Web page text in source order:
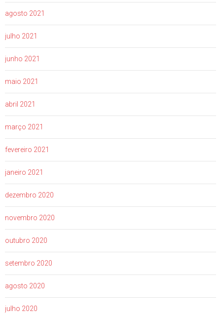
agosto 2021
julho 2021
junho 2021
maio 2021
abril 2021
março 2021
fevereiro 2021
janeiro 2021
dezembro 2020
novembro 2020
outubro 2020
setembro 2020
agosto 2020
julho 2020